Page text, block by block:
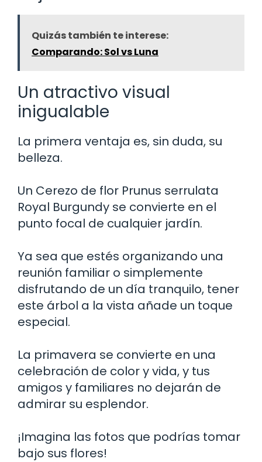
Quizás también te interese:
Comparando: Sol vs Luna
Un atractivo visual
inigualable
La primera ventaja es, sin duda, su
belleza.
Un Cerezo de flor Prunus serrulata
Royal Burgundy se convierte en el
punto focal de cualquier jardín.
Ya sea que estés organizando una
reunión familiar o simplemente
disfrutando de un día tranquilo, tener
este árbol a la vista añade un toque
especial.
La primavera se convierte en una
celebración de color y vida, y tus
amigos y familiares no dejarán de
admirar su esplendor.
¡Imagina las fotos que podrías tomar
bajo sus flores!